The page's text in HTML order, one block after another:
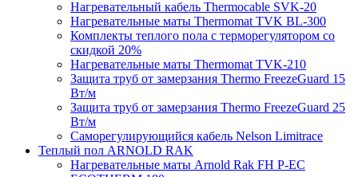
Нагревательный кабель Thermocable SVK-20
Нагревательные маты Thermomat TVK BL-300
Комплекты теплого пола с терморегулятором со
скидкой 20%
Нагревательные маты Thermomat TVK-210
Защита труб от замерзания Thermo FreezeGuard 15
Вт/м
Защита труб от замерзания Thermo FreezeGuard 25
Вт/м
Саморегулирующийся кабель Nelson Limitrace
Теплый пол ARNOLD RAK
Нагревательные маты Arnold Rak FH P-EC